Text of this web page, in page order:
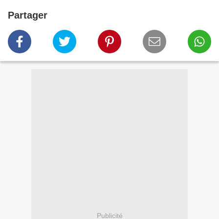
Partager
Publicité